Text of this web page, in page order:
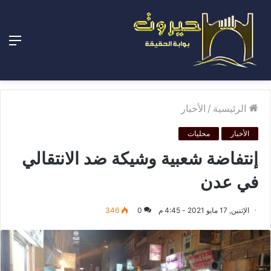
الرئيسية / الأخبار
الأخبار محليات
إنتفاضة شعبية وشيكة ضد الانتقالي
في عدن
الإثنين, 17 مايو 2021 - 4:45 م 0
346